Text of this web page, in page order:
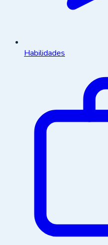
Habilidades